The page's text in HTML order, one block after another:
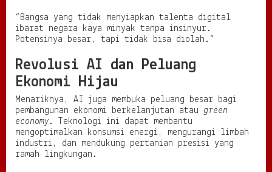
“Bangsa yang tidak menyiapkan talenta digital
ibarat negara kaya minyak tanpa insinyur.
Potensinya besar, tapi tidak bisa diolah.”
Revolusi AI dan Peluang
Ekonomi Hijau
Menariknya, AI juga membuka peluang besar bagi
pembangunan ekonomi berkelanjutan atau green
economy. Teknologi ini dapat membantu
mengoptimalkan konsumsi energi, mengurangi limbah
industri, dan mendukung pertanian presisi yang
ramah lingkungan.